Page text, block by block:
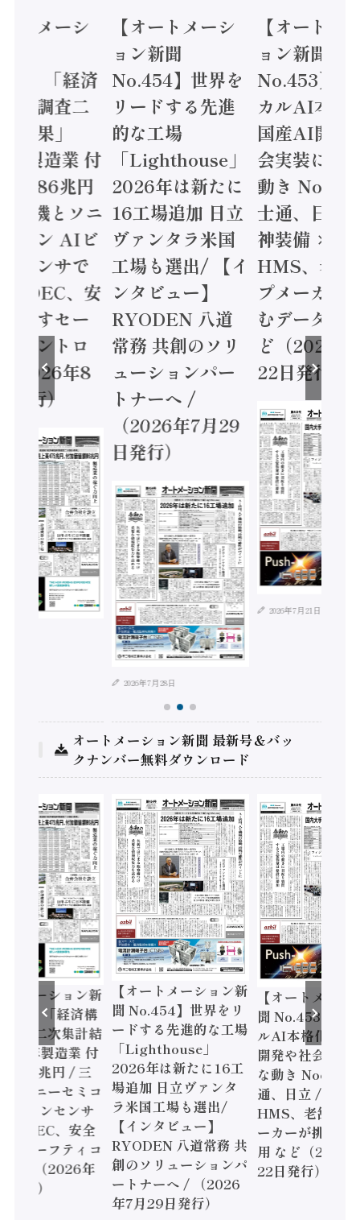
トメーシ
】「経済
態調査二
結果」
年製造業 付
額86兆円
電機とソニ
コン AIビ
センサで
/ IDEC、安
かすセー
コントロ
2026年8
発行）
【オートメーシ
ョン新聞
No.454】世界を
リードする先進
的な工場
「Lighthouse」
2026年は新たに
16工場追加 日立
ヴァンタラ米国
工場も選出/ 【イ
ンタビュー】
RYODEN 八道
常務 共創のソリ
ューションパー
トナーへ /
（2026年7月29
日発行）
2026年7月28日
【オートメ
ョン新聞
No.453】フ
カルAI本格
国産AI開発
会実装に活
動き
士通、日立
神装備 ×
HMS、老舗
プメーカー
むデータ活
ど（2026年
22日発行）
2026年7月21日
オートメーション新聞 最新号＆バッ
クナンバー無料ダウンロード
トメーション新
】「経済構
調査二次集計結
年製造業 付
額86兆円 / 三
とソニーセミコ
ジョンセンサ
/ IDEC、安全
すセーフティコ
ーラ（2026年
発行）
【オートメーション新
聞 No.454】世界をリ
ードする先進的な工場
「Lighthouse」
2026年は新たに16工
場追加 日立ヴァンタ
ラ米国工場も選出/
【インタビュー】
RYODEN 八道常務 共
創のソリューションパ
ートナーへ / （2026
年7月29日発行）
【オートメーシ
聞 No.453】フ
ルAI本格化へ
開発や社会実装
な動き Noetra
通、日立 / 兵神
HMS、老舗ポ
ーカーが挑むデ
用 など（2026
22日発行）